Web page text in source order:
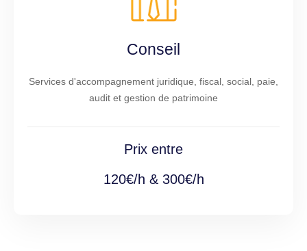
Conseil
Services d'accompagnement juridique, fiscal, social, paie,
audit et gestion de patrimoine
Prix entre
120€/h & 300€/h